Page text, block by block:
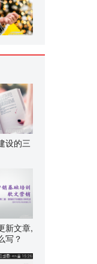
设的三
新文章,
写？